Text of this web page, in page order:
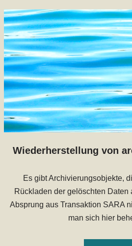
Wiederherstellung von
Es gibt Archivierungsobjekte,
Rückladen der gelöschten Daten
Absprung aus Transaktion SARA
man sich hier